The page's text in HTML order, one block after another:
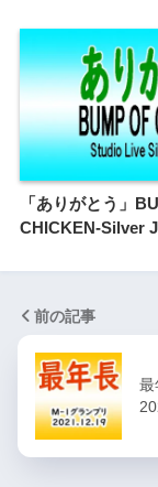
「ありがとう」
CHICKEN-Silver
前の記事
最